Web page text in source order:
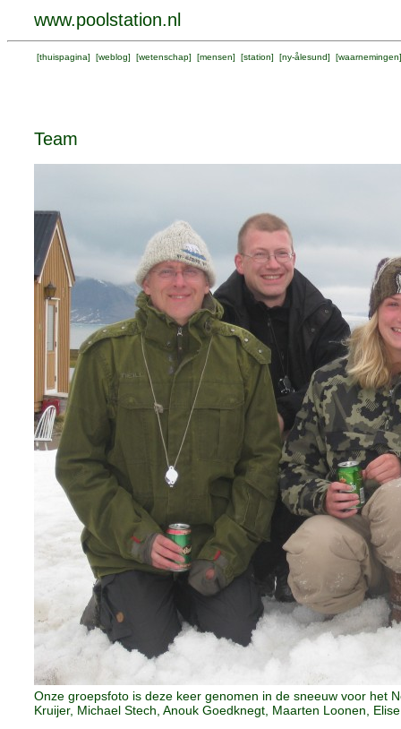
www.poolstation.nl
[thuispagina] [weblog] [wetenschap] [mensen] [station] [ny-ålesund] [waarnemingen
Team
Onze groepsfoto is deze keer genomen in de sneeuw voor het
Kruijer, Michael Stech, Anouk Goedknegt, Maarten Loonen,